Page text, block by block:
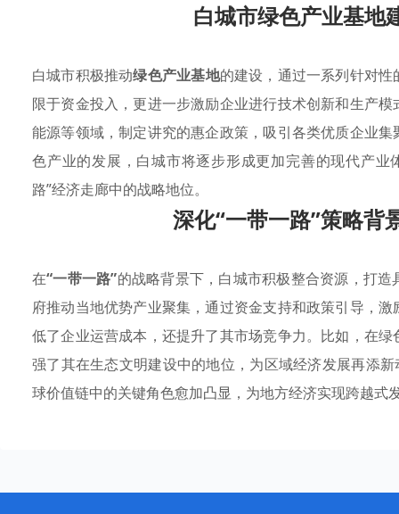
白城市绿色产业基地
白城市积极推动绿色产业基地的建设，通过一系列针对性
限于资金投入，更进一步激励企业进行技术创新和生产
能源等领域，制定讲究的惠企政策，吸引各类优质企业
色产业的发展，白城市将逐步形成更加完善的现代产
路”经济走廊中的战略地位。
深化“一带一路”策略背
在“一带一路”的战略背景下，白城市积极整合资源，打
府推动当地优势产业聚集，通过资金支持和政策引导，
低了企业运营成本，还提升了其市场竞争力。比如，在
强了其在生态文明建设中的地位，为区域经济发展再添
球价值链中的关键角色愈加凸显，为地方经济实现跨越式